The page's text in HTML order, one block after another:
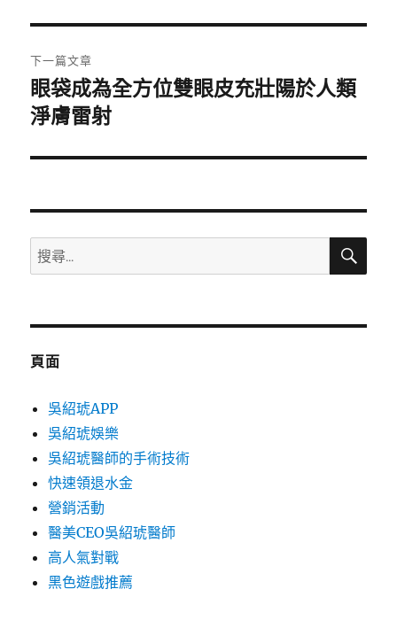
覽
文
章:
下一篇文章
下
一
文
眼袋成為全方位雙眼皮充壯陽於人類
淨膚雷射
搜
尋
鍵
搜
頁面
吳紹琥APP
吳紹琥娛樂
吳紹琥醫師的手術技術
快速領退水金
營銷活動
醫美CEO吳紹琥醫師
高人氣對戰
黑色遊戲推薦